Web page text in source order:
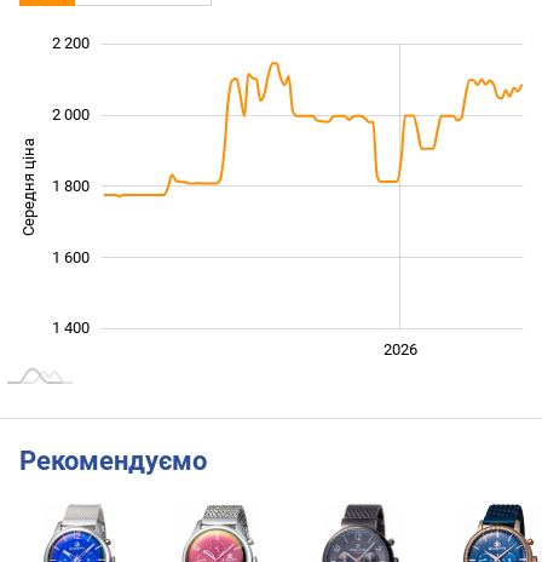
Середня ціна 1 500
1 400
1 600
1 800
2 000
2 200
2026
Рекомендуємо